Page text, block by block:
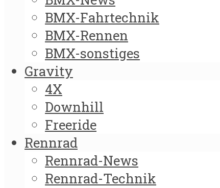
BMX-Fahrtechnik
BMX-Rennen
BMX-sonstiges
Gravity
4X
Downhill
Freeride
Rennrad
Rennrad-News
Rennrad-Technik